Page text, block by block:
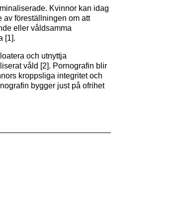
Kvinnor kan idag
av föreställningen om att
eller våldsamma
[1].
och utnyttja
våld [2]. Pornografin blir
kroppsliga integritet och
bygger just på ofrihet